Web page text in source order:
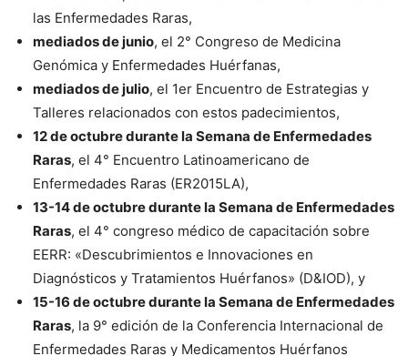
las Enfermedades Raras,
mediados de junio, el 2° Congreso de Medicina
Genómica y Enfermedades Huérfanas,
mediados de julio, el 1er Encuentro de Estrategias y
Talleres relacionados con estos padecimientos,
12 de octubre durante la Semana de Enfermedades
Raras, el 4° Encuentro Latinoamericano de
Enfermedades Raras (ER2015LA),
13-14 de octubre durante la Semana de Enfermedades
Raras, el 4° congreso médico de capacitación sobre
EERR: «Descubrimientos e Innovaciones en
Diagnósticos y Tratamientos Huérfanos» (D&IOD), y
15-16 de octubre durante la Semana de Enfermedades
Raras, la 9° edición de la Conferencia Internacional de
Enfermedades Raras y Medicamentos Huérfanos